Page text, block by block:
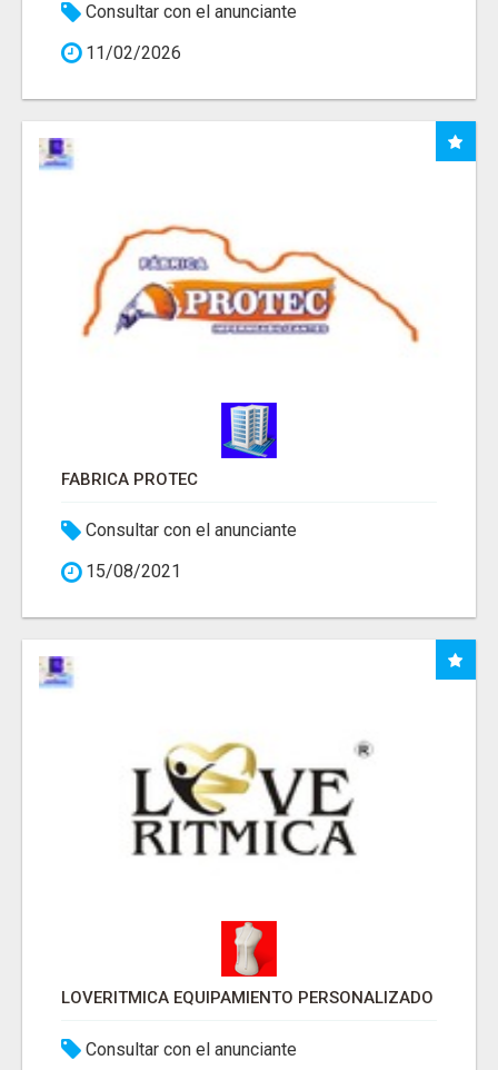
Consultar con el anunciante
11/02/2026
FABRICA PROTEC
Consultar con el anunciante
15/08/2021
LOVERITMICA EQUIPAMIENTO PERSONALIZADO
Consultar con el anunciante